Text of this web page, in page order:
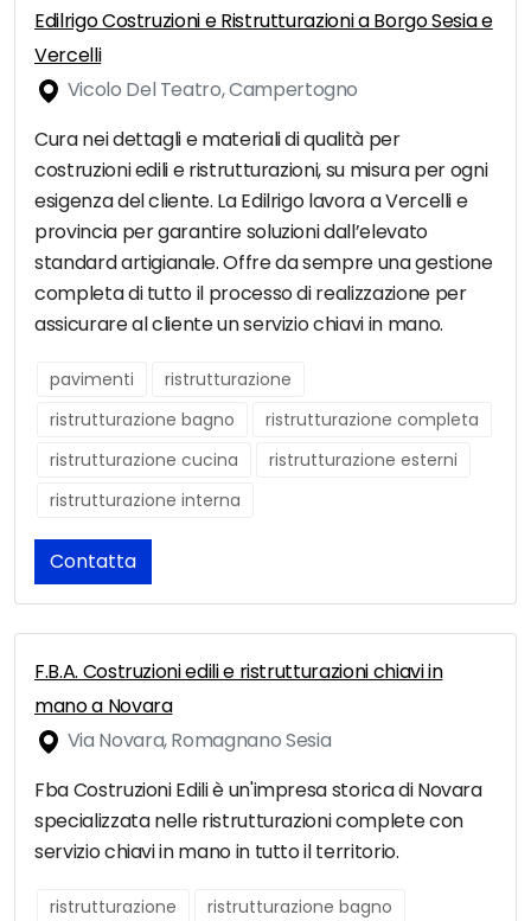
Edilrigo Costruzioni e Ristrutturazioni a Borgo Sesia e
Vercelli
Vicolo Del Teatro, Campertogno
Cura nei dettagli e materiali di qualità per
costruzioni edili e ristrutturazioni, su misura per ogni
esigenza del cliente. La Edilrigo lavora a Vercelli e
provincia per garantire soluzioni dall’elevato
standard artigianale. Offre da sempre una gestione
completa di tutto il processo di realizzazione per
assicurare al cliente un servizio chiavi in mano.
pavimenti
ristrutturazione
ristrutturazione bagno
ristrutturazione completa
ristrutturazione cucina
ristrutturazione esterni
ristrutturazione interna
Contatta
F.B.A. Costruzioni edili e ristrutturazioni chiavi in
mano a Novara
Via Novara, Romagnano Sesia
Fba Costruzioni Edili è un'impresa storica di Novara
specializzata nelle ristrutturazioni complete con
servizio chiavi in mano in tutto il territorio.
ristrutturazione
ristrutturazione bagno